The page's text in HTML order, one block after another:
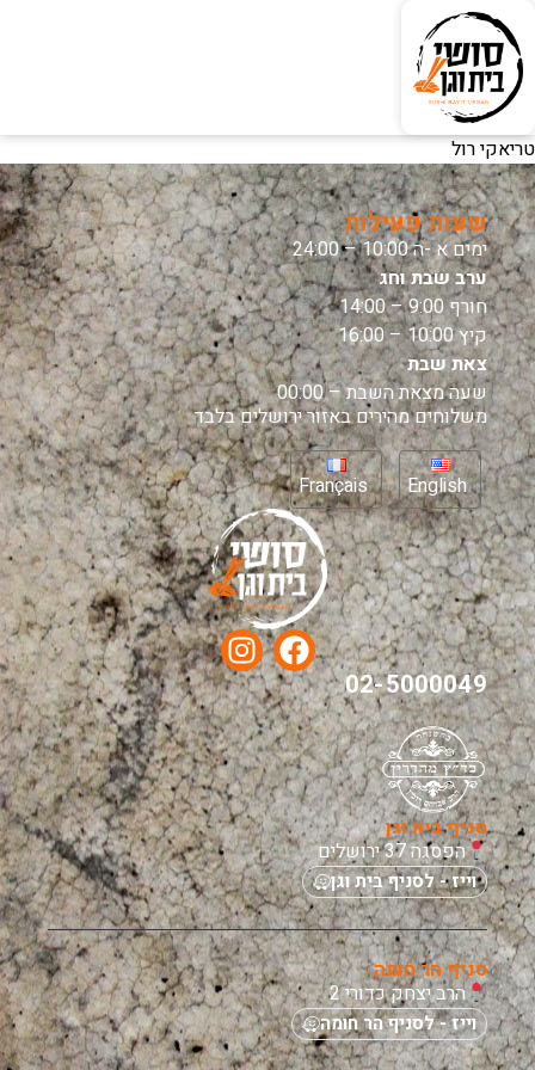
טריאקי רול
שעות פעילות
ימים א -ה 10:00 – 24:00
ערב שבת וחג
חורף 9:00 – 14:00
קיץ 10:00 – 16:00
צאת שבת
שעה מצאת השבת – 00:00
משלוחים מהירים באזור ירושלים בלבד
English
Français
02-5000049
סניף בית וגן
הפסגה 37 ירושלים
וייז - לסניף בית וגן
סניף הר חומה
הרב יצחק כדורי 2
וייז - לסניף הר חומה